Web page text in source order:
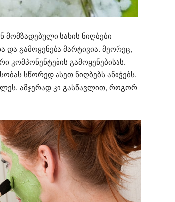
მომზადებული სახის ნიღბები
და გამოყენება მარტივია. მეორეც,
კომპონენტების გამოყენებისას.
სწორედ ასეთ ნიღბებს ანიჭებს.
ამჯერად კი გასწავლით, როგორ